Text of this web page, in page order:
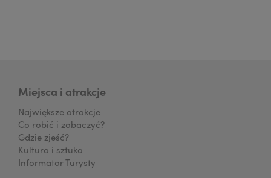
Miejsca i atrakcje
Największe atrakcje
Co robić i zobaczyć?
Gdzie zjeść?
Kultura i sztuka
Informator Turysty